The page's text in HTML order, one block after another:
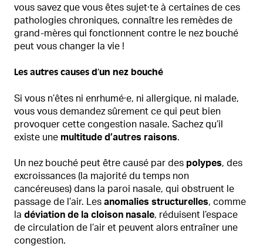
vous savez que vous êtes sujet·te à certaines de ces
pathologies chroniques, connaître les remèdes de
grand-mères qui fonctionnent contre le nez bouché
peut vous changer la vie !
Les autres causes d’un nez bouché
Si vous n’êtes ni enrhumé·e, ni allergique, ni malade,
vous vous demandez sûrement ce qui peut bien
provoquer cette congestion nasale. Sachez qu’il
existe une multitude d’autres raisons.
Un nez bouché peut être causé par des polypes, des
excroissances (la majorité du temps non
cancéreuses) dans la paroi nasale, qui obstruent le
passage de l’air. Lesanomalies structurelles, comme
ladéviation de la cloison nasale, réduisent l’espace
de circulation de l’air et peuvent alors entraîner une
congestion.